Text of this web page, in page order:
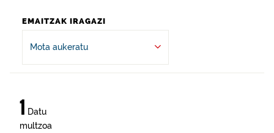
EMAITZAK IRAGAZI
Mota aukeratu
1 Datu
multzoa